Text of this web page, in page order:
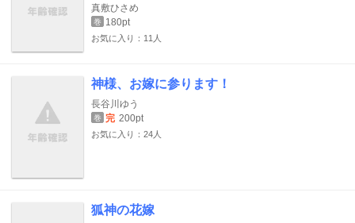
真敷ひさめ
巻 180pt
お気に入り：11人
神様、お嫁に参ります！
長谷川ゆう
巻 完 200pt
お気に入り：24人
狐神の花嫁